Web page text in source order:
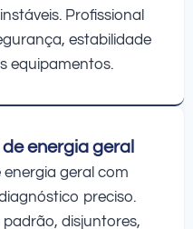
Profissional
estabilidade
equipamentos.
energia geral
geral com
preciso.
disjuntores,